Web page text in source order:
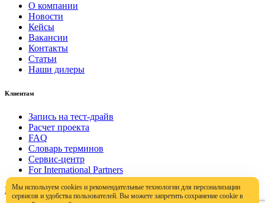
О компании
Новости
Кейсы
Вакансии
Контакты
Статьи
Наши дилеры
Клиентам
Запись на тест-драйв
Расчет проекта
FAQ
Словарь терминов
Сервис-центр
For International Partners
Политика конфиденциальности
Мы используем cookies и рекомендательные технологии для персонализации
сервисов и удобства пользователей. Вы можете запретить сохранение cookie в